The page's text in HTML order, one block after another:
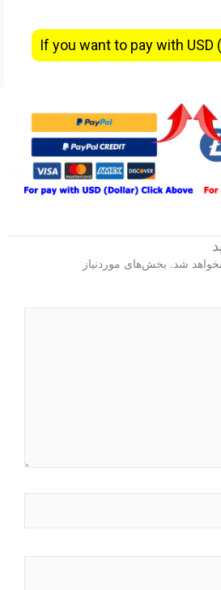
If you want to pay with USD
شد. بخش‌های موردنیاز